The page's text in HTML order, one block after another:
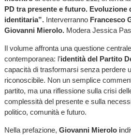
PD tra presente e futuro. Evoluzione
identitaria”.Interverranno Francesco
Giovanni Mierolo. Modera Jessica
Il volume affronta una questione
contemporanea: l’identità del Partito
capacità di trasformarsi senza perdere
riconoscibile. Non un semplice
partito, ma una riflessione sulla crisi
complessità del presente e sulla
politico, comunità e futuro.
Nella prefazione, Giovanni Mierolo i